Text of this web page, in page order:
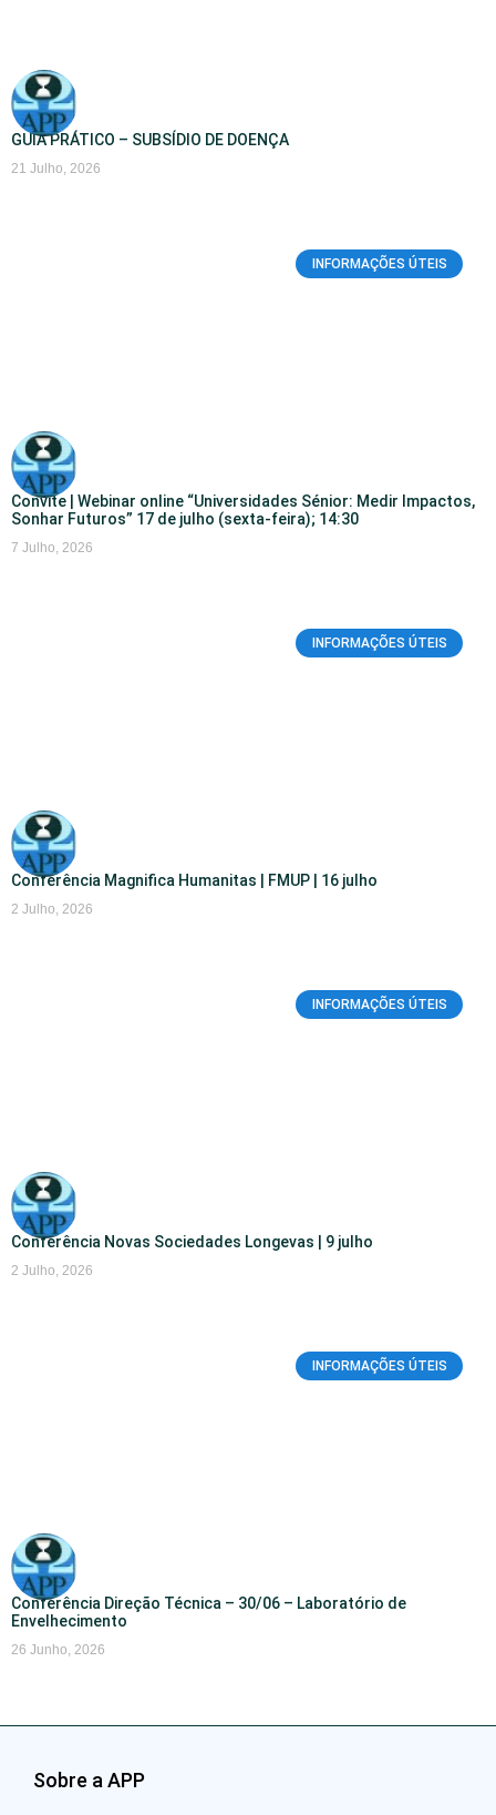
GUIA PRÁTICO – SUBSÍDIO DE DOENÇA
21 Julho, 2026
INFORMAÇÕES ÚTEIS
Convite | Webinar online “Universidades Sénior: Medir Impactos,
Sonhar Futuros” 17 de julho (sexta-feira); 14:30
7 Julho, 2026
INFORMAÇÕES ÚTEIS
Conferência Magnifica Humanitas | FMUP | 16 julho
2 Julho, 2026
INFORMAÇÕES ÚTEIS
Conferência Novas Sociedades Longevas | 9 julho
2 Julho, 2026
INFORMAÇÕES ÚTEIS
Conferência Direção Técnica – 30/06 – Laboratório de
Envelhecimento
26 Junho, 2026
Sobre a APP